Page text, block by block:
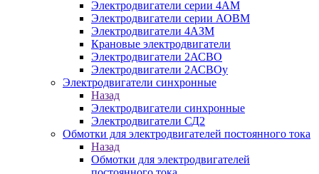
Электродвигатели серии 4АМ
Электродвигатели серии АОВМ
Электродвигатели 4АЗМ
Крановые электродвигатели
Электродвигатели 2АСВО
Электродвигатели 2АСВОу
Электродвигатели синхронные
Назад
Электродвигатели синхронные
Электродвигатели СД2
Обмотки для электродвигателей постоянного тока
Назад
Обмотки для электродвигателей